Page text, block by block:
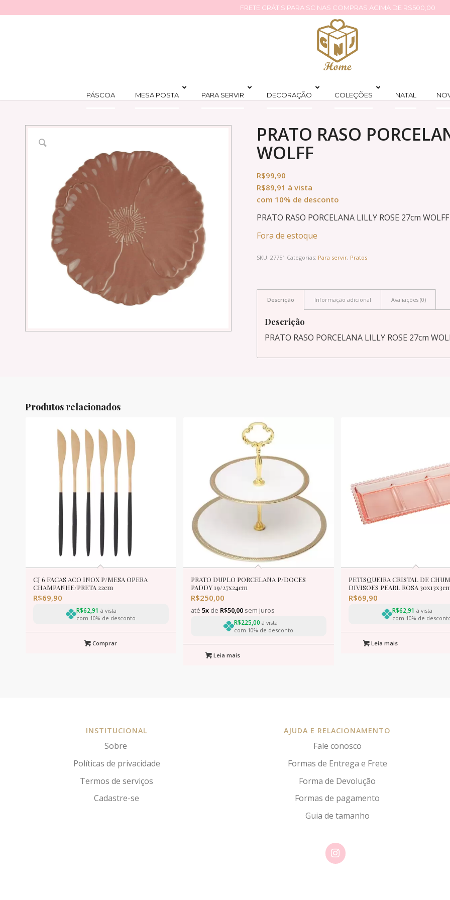
FRETE GRÁTIS PARA SC NAS COMPRAS ACIMA DE R$500,00
PÁSCOA MESA POSTA PARA SERVIR DECORAÇÃO COLEÇÕES NATAL
PRATO RASO
WOLFF
R$99,90
R$89,91 à vista
com 10% de desconto
PRATO RASO PORCELANA LILLY ROSE 27cm WOLFF
Fora de estoque
SKU: 27751 Categorias: Para servir, Pratos
Descrição Informação adicional Avaliações (0)
Descrição
PRATO RASO PORCELANA LILLY ROSE 27cm
Produtos relacionados
CJ 6 FACAS ACO INOX P/MESA OPERA
CHAMPANHE/PRETA 22cm
R$69,90
R$62,91 à vista
com 10% de desconto
Comprar
PRATO DUPLO PORCELANA P/DOCES
PADDY 19/27x24cm
R$250,00
até5x de R$50,00 sem juros
R$225,00 à vista
com 10% de desconto
Leia mais
PETISQUEIRA CRISTAL DE
DIVISOES PEARL ROSA
R$69,90
R$62,91 à vista
com 10% de
Leia mais
INSTITUCIONAL
Sobre
Políticas de privacidade
Termos de serviços
Cadastre-se
AJUDA E RELACIONAMENTO
Fale conosco
Formas de Entrega e Frete
Forma de Devolução
Formas de pagamento
Guia de tamanho